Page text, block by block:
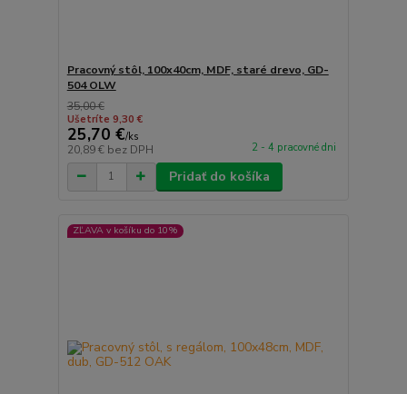
Pracovný stôl, 100x40cm, MDF, staré drevo, GD-
504 OLW
35,00 €
Ušetríte 9,30 €
25,70 €/ks
20,89 € bez DPH 2 - 4 pracovné dni
Pridať do košíka
ZĽAVA v košíku do 10%